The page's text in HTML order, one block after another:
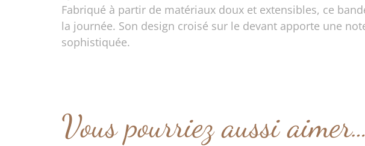
Fabriqué à partir de matériaux doux et extensibles, ce
la journée. Son design croisé sur le devant apporte une
sophistiquée.
Vous pourriez aussi aimer…